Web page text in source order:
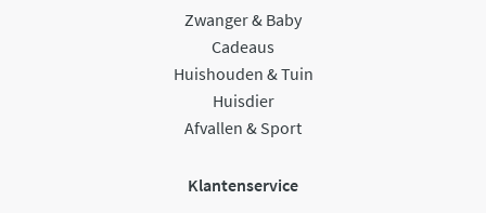
Zwanger & Baby
Cadeaus
Huishouden & Tuin
Huisdier
Afvallen & Sport
Klantenservice